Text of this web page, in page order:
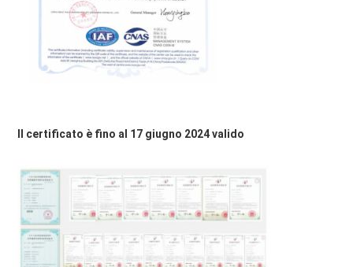
Il certificato è fino al 17 giugno 2024 valido